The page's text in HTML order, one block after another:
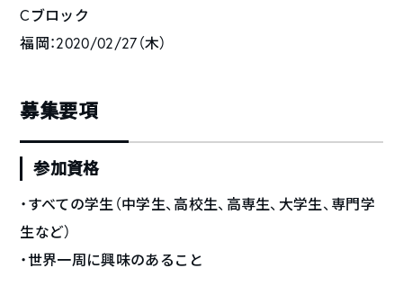
Cブロック
福岡：2020/02/27（木）
募集要項
参加資格
・すべての学生（中学生、高校生、高専生、大学生、専門学
生など）
・世界一周に興味のあること